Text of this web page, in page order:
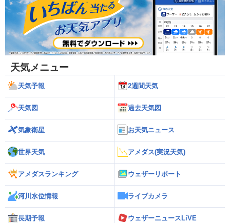
天気メニュー
天気予報 2週間天気
天気図 過去天気図
気象衛星 お天気ニュース
世界天気 アメダス(実況天気)
アメダスランキング ウェザーリポート
河川水位情報 ライブカメラ
長期予報 ウェザーニュースLiVE